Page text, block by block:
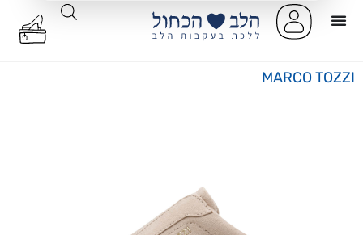
MARCO TOZZI